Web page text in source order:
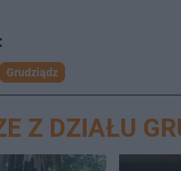
Grudziądz
Z DZIAŁU